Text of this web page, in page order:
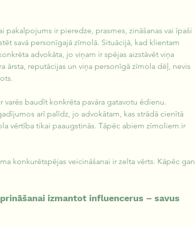
ir pieredze, prasmes, zināšanas vai īpaši
savā personīgajā zīmolā. Situācijā, kad klientam
advokāta, jo viņam ir spējas aizstāvēt viņa
ārsta, reputācijas un viņa personīgā zīmola dēļ, nevis
baudīt konkrēta pavāra gatavotu ēdienu.
arī palīdz, jo advokātam, kas strādā cienītā
vērtība tikai paaugstinās. Tāpēc abiem zīmoliem ir
konkurētspējas veicināšanai ir zelta vērts. Kāpēc gan
izmantot influencerus – savus